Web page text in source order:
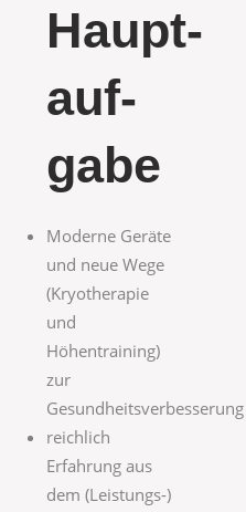
Haupt­­­
auf­
gabe
Moderne Geräte
und neue Wege
(Kryotherapie
und
Höhentraining)
zur
Gesundheitsverbesserung
reichlich
Erfahrung aus
dem (Leistungs-)